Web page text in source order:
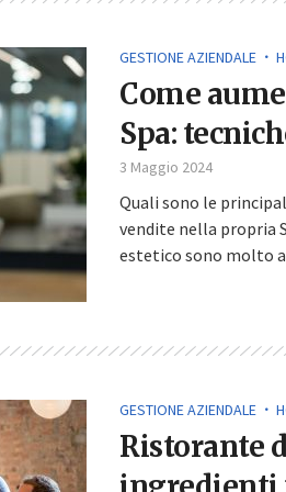
GESTIONE AZIENDALE
Come
Spa:
3 Maggio 2024
Quali sono le
vendite nella propria
estetico sono molto
GESTIONE AZIENDALE
Ristorante